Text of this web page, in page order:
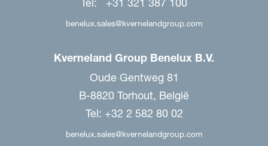
Tel: +31 321 387 100
benelux.sales@kvernelandgroup.com
Kverneland Group Benelux B.V.
Oude Gentweg 81
B-8820 Torhout, België
Tel: +32 2 582 80 02
benelux.sales@kvernelandgroup.com